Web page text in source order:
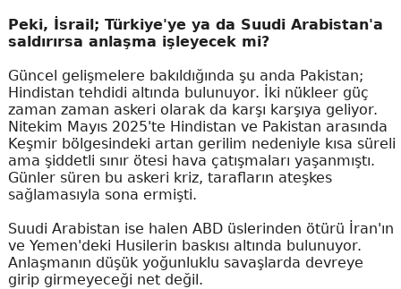
Peki, İsrail; Türkiye'ye ya da Suudi Arabistan'a
saldırırsa anlaşma işleyecek mi?
Güncel gelişmelere bakıldığında şu anda Pakistan;
Hindistan tehdidi altında bulunuyor. İki nükleer güç
zaman zaman askeri olarak da karşı karşıya geliyor.
Nitekim Mayıs 2025'te Hindistan ve Pakistan arasında
Keşmir bölgesindeki artan gerilim nedeniyle kısa süreli
ama şiddetli sınır ötesi hava çatışmaları yaşanmıştı.
Günler süren bu askeri kriz, tarafların ateşkes
sağlamasıyla sona ermişti.
Suudi Arabistan ise halen ABD üslerinden ötürü İran'ın
ve Yemen'deki Husilerin baskısı altında bulunuyor.
Anlaşmanın düşük yoğunluklu savaşlarda devreye
girip girmeyeceği net değil.